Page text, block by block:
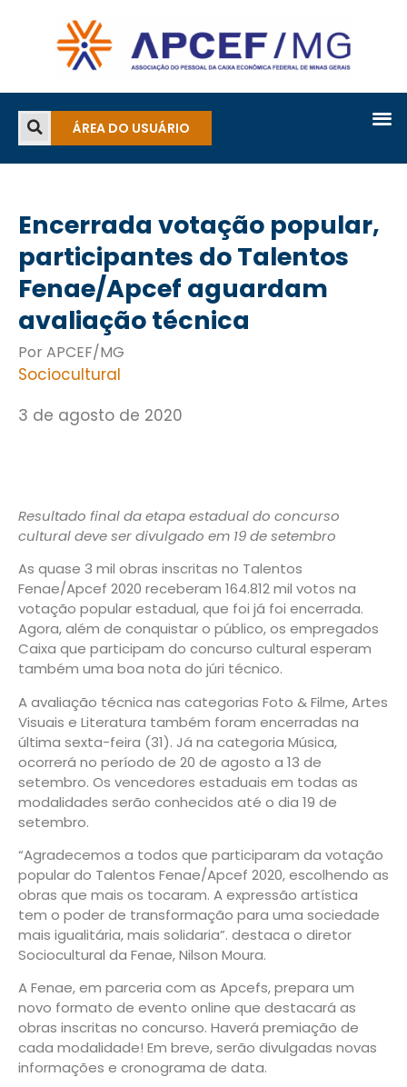
ÁREA DO USUÁRIO
Encerrada votação popular,
participantes do Talentos
Fenae/Apcef aguardam
avaliação técnica
Por APCEF/MG
Sociocultural
3 de agosto de 2020
Resultado final da etapa estadual do concurso
cultural deve ser divulgado em 19 de setembro
As quase 3 mil obras inscritas no Talentos
Fenae/Apcef 2020 receberam 164.812 mil votos na
votação popular estadual, que foi já foi encerrada.
Agora, além de conquistar o público, os empregados
Caixa que participam do concurso cultural esperam
também uma boa nota do júri técnico.
A avaliação técnica nas categorias Foto & Filme, Artes
Visuais e Literatura também foram encerradas na
última sexta-feira (31). Já na categoria Música,
ocorrerá no período de 20 de agosto a 13 de
setembro. Os vencedores estaduais em todas as
modalidades serão conhecidos até o dia 19 de
setembro.
“Agradecemos a todos que participaram da votação
popular do Talentos Fenae/Apcef 2020, escolhendo as
obras que mais os tocaram. A expressão artística
tem o poder de transformação para uma sociedade
mais igualitária, mais solidaria”. destaca o diretor
Sociocultural da Fenae, Nilson Moura.
A Fenae, em parceria com as Apcefs, prepara um
novo formato de evento online que destacará as
obras inscritas no concurso. Haverá premiação de
cada modalidade! Em breve, serão divulgadas novas
informações e cronograma de data.